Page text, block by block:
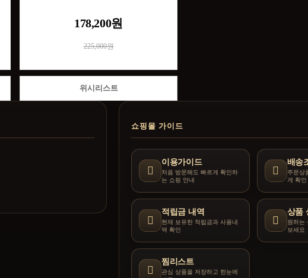
178,200원
225,000원
위시리스트
쇼핑몰 가이드
이용가이드
처음 방문해도 빠르게 확인하
는 쇼핑 안내
배송
주문상
게 확인
적립금 내역
현재 보유한 적립금과 사용내
역 확인
상품
원하는
보세요
찜리스트
관심 상품을 저장하고 한눈에